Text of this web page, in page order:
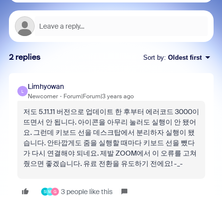
2 replies Sort by: Oldest first
L
Limhyowan
Newcomer Forum|Forum|3 years ago
저도 5.11.11 버전으로 업데이트 한 후부터 에러코드 3000이
뜨면서 안 됩니다. 아이콘을 아무리 눌러도 실행이 안 됐어
요. 그런데 키보드 선을 데스크탑에서 분리하자 실행이 됐
습니다. 안타깝게도 줌을 실행할 때마다 키보드 선을 뺐다
가 다시 연결해야 되네요. 제발 ZOOM에서 이 오류를 고쳐
줬으면 좋겠습니다. 유료 전환을 유도하기 전에요! -_-
S M G 3 people like this